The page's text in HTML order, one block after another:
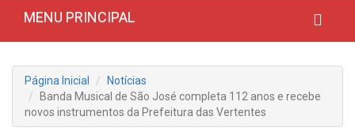
MENU PRINCIPAL
Página Inicial
Notícias
Banda Musical de São José completa 112 anos e recebe
novos instrumentos da Prefeitura das Vertentes